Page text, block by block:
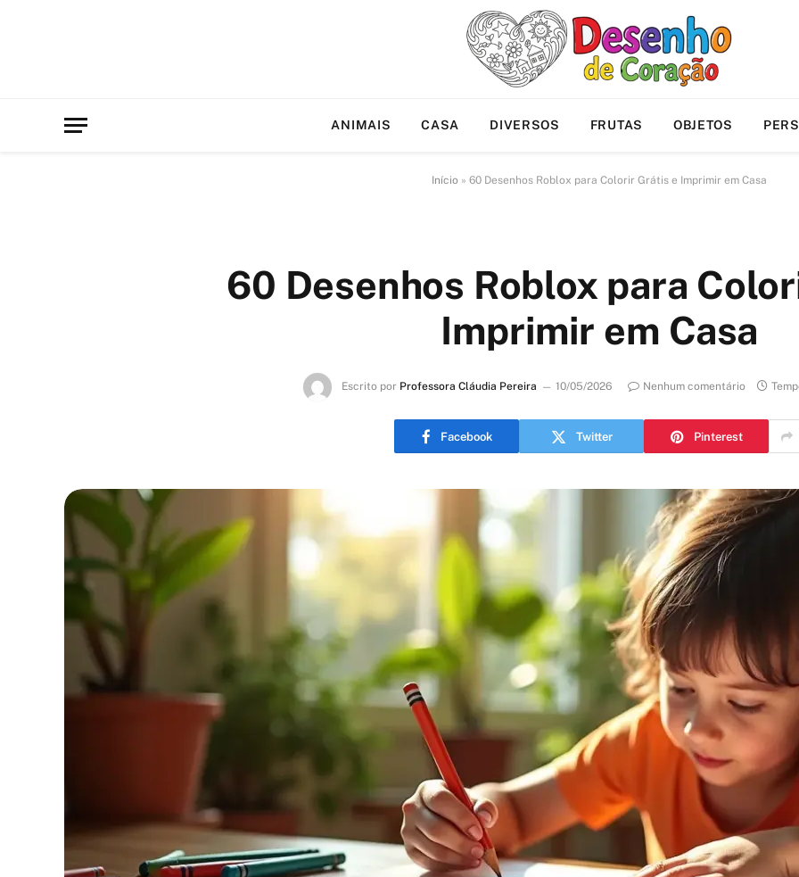
ANIMAIS CASA DIVERSOS FRUTAS OBJETOS
Início » 60 Desenhos Roblox para Colorir Grátis e Imprimir em Casa
60 Desenhos Roblox para
Imprimir em Casa
Escrito por Professora Cláudia Pereira 10/05/2026 Nenhum comentário
Facebook Twitter Pinterest